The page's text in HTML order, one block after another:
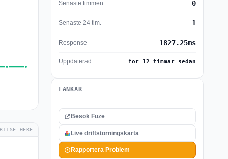
HERE
Senaste timmen 0
Senaste 24 tim. 1
Response 1827.25ms
Uppdaterad för 12 timmar sedan
LÄNKAR
Besök Fuze
Live driftstörningskarta
Rapportera Problem